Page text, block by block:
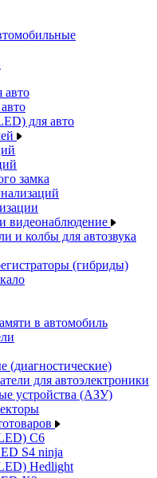
авто
для авто
замка
видеонаблюдение
и колбы для автозвука
(гибриды)
в автомобиль
(диагностические)
для автоэлектроники
устройства (АЗУ)
C6
S4 ninja
Hedlight